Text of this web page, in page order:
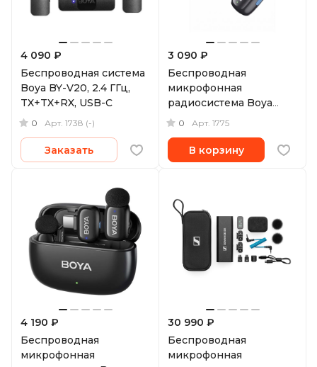
4 090 ₽
Беспроводная система
Boya BY-V20, 2.4 ГГц,
TX+TX+RX, USB-C
0 Арт. 1738 (-)
Заказать
3 090 ₽
Беспроводная
микрофонная
радиосистема Boya
BOYAMINI 2,
двухканальная, USB-C
0 Арт. 1775
В корзину
4 190 ₽
Беспроводная
микрофонная
30 990 ₽
Беспроводная
микрофонная